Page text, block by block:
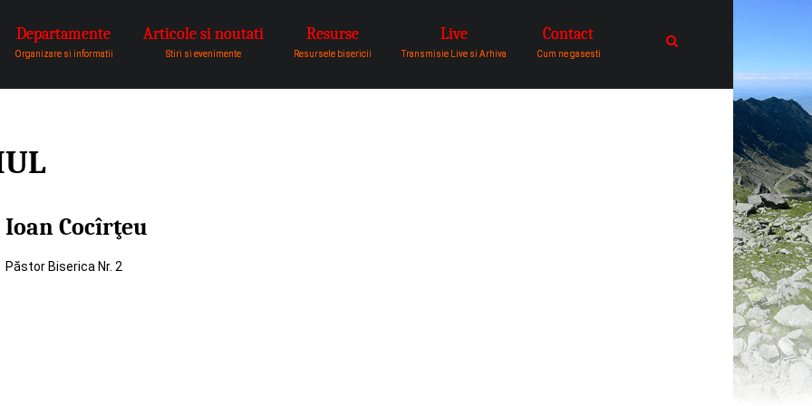
a fi vocea lui Dumnezeu catre comunitatea de oameni in
Departamente
Organizare si informatii
Articole si noutati
Stiri si evenimente
Resurse
Resursele bisericii
Live
Transmisie Live si Arhiva
Contact
Cum ne gasesti
Ioan Cocîrţeu
Păstor Biserica Nr. 2